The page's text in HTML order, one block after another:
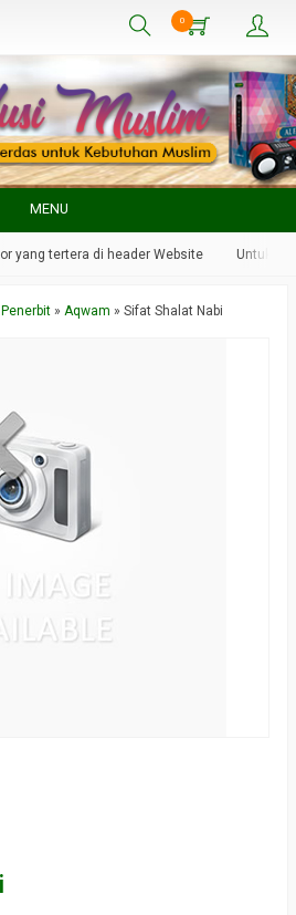
0
MENU
tertera di header Website Untuk
» Aqwam » Sifat Shalat Nabi